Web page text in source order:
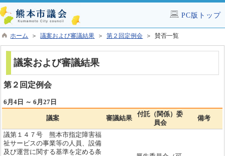
PC版トップ
ホーム ＞議案および審議結果 ＞第２回定例会 ＞ 賛否一覧
議案および審議結果
第２回定例会
6月4日 ～ 6月27日
議案 審議結果
付託（関係）委
員会
備考
議第１４７号 熊本市指定障害福
祉サービスの事業等の人員、設備
及び運営に関する基準を定める条